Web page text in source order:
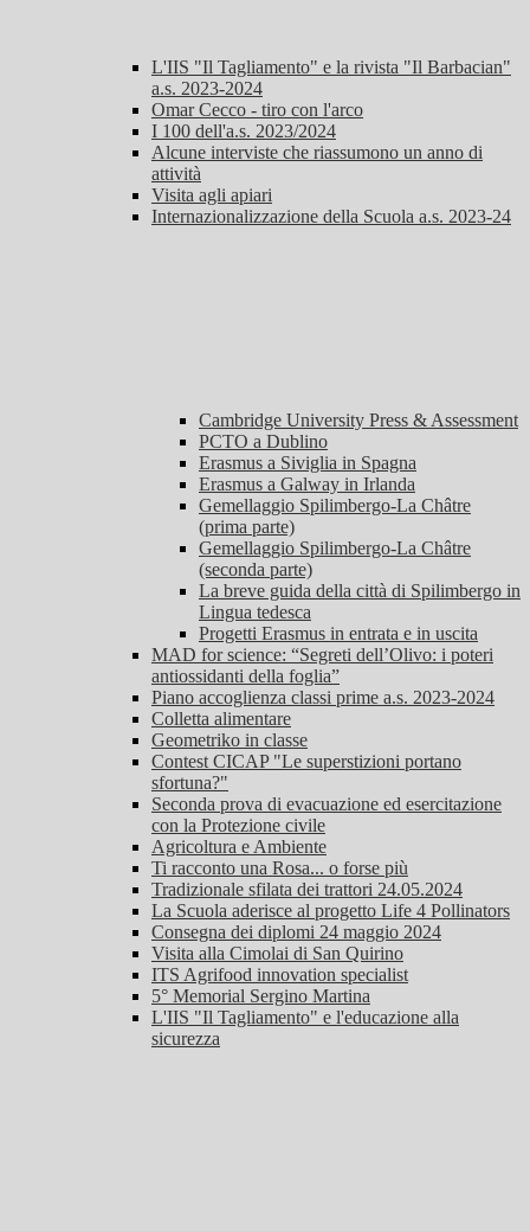
L'IIS "Il Tagliamento" e la rivista "Il Barbacian"
a.s. 2023-2024
Omar Cecco - tiro con l'arco
I 100 dell'a.s. 2023/2024
Alcune interviste che riassumono un anno di
attività
Visita agli apiari
Internazionalizzazione della Scuola a.s. 2023-24
Cambridge University Press & Assessment
PCTO a Dublino
Erasmus a Siviglia in Spagna
Erasmus a Galway in Irlanda
Gemellaggio Spilimbergo-La Châtre
(prima parte)
Gemellaggio Spilimbergo-La Châtre
(seconda parte)
La breve guida della città di Spilimbergo in
Lingua tedesca
Progetti Erasmus in entrata e in uscita
MAD for science: “Segreti dell’Olivo: i poteri
antiossidanti della foglia”
Piano accoglienza classi prime a.s. 2023-2024
Colletta alimentare
Geometriko in classe
Contest CICAP "Le superstizioni portano
sfortuna?"
Seconda prova di evacuazione ed esercitazione
con la Protezione civile
Agricoltura e Ambiente
Ti racconto una Rosa... o forse più
Tradizionale sfilata dei trattori 24.05.2024
La Scuola aderisce al progetto Life 4 Pollinators
Consegna dei diplomi 24 maggio 2024
Visita alla Cimolai di San Quirino
ITS Agrifood innovation specialist
5° Memorial Sergino Martina
L'IIS "Il Tagliamento" e l'educazione alla
sicurezza